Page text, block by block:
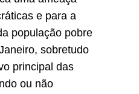
e para a
população pobre
sobretudo
principal das
ou não